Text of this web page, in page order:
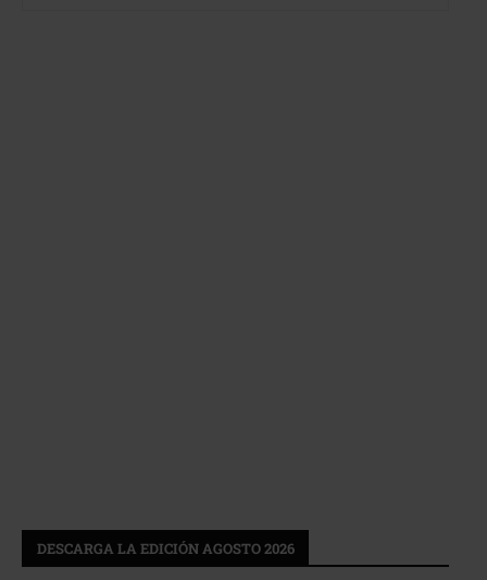
DESCARGA LA EDICIÓN AGOSTO 2026